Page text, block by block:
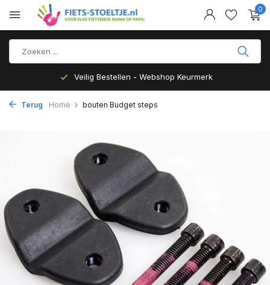
0
Veilig Bestellen - Webshop Keurmerk
Terug Home bouten Budget steps